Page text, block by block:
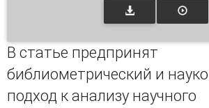
В статье предпринят
библиометрический и
подход к анализу научного